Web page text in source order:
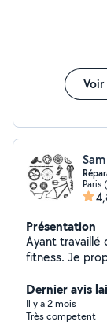
Paris
Présentation
Ayant travaillé
fitness. Je
trottinette
Dernier avis
Il y a 2 mois
Très competent